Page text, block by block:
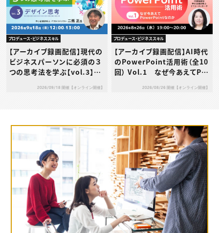
プロデュース・ビジネススキル
【アーカイブ録画配信】現代の
ビジネスパーソンに必須の３
つの思考法を学ぶ【vol.3】デ
2026/09/18 開催【オンライン開催】
プロデュース・ビジネススキル
【アーカイブ録画配信】AI時代
のPowerPoint活用術（全10
回） Vol.1 なぜ今あえてPo
2026/08/26 開催【オンライン開催】